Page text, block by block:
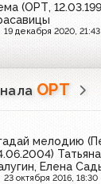
(ОРТ,
19 декабря 2020, 21:43
ОРТ
мелодию
Елена
23 октября 2016, 18:30